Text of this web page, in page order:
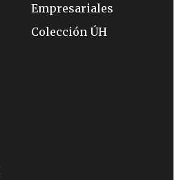
Empresariales
Colección ÚH